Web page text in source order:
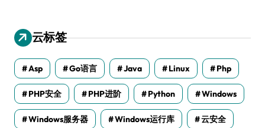
云标签
Asp Go语言 Java Linux Php
PHP安全 PHP进阶 Python Windows
Windows服务器 Windows运行库 云安全